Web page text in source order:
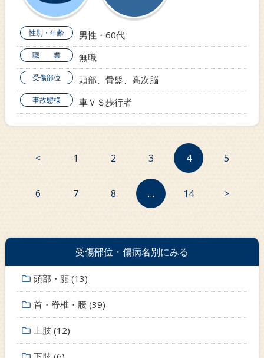
性別・年齢 男性・60代
職 業 無職
受傷部位 頭部、骨盤、高次脳
事故態様 車ＶＳ歩行者
< 1 2 3 4 5
6 7 8 … 14 >
受傷部位・傷病名別にみる
頭部・顔 (13)
首・脊椎・腰 (39)
上肢 (12)